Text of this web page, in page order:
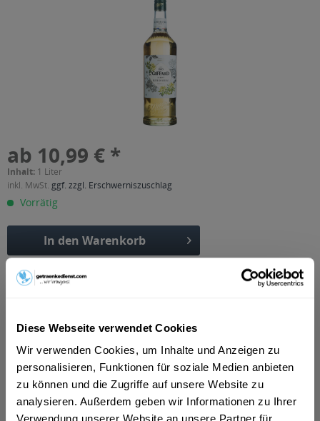
Diese Webseite verwendet Cookies
Wir verwenden Cookies, um Inhalte und Anzeigen zu
personalisieren, Funktionen für soziale Medien anbieten
zu können und die Zugriffe auf unsere Website zu
analysieren. Außerdem geben wir Informationen zu Ihrer
ab 10,99 € *
Inhalt: 1 Liter
inkl. MwSt. ggf. zzgl. Erschwerniszuschlag
Vorrätig
In den Warenkorb
Artikel-Nr.:
Beschreibung
mehr
"Giffard Sirup Holunderblüte, Fleur De
Sureau 1l"
Geschmacksrichtung:
Holunder